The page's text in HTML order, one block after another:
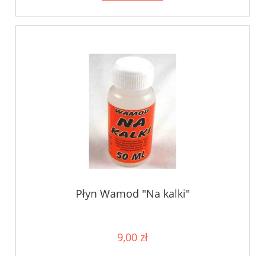
Płyn Wamod "Na kalki"
9,00 zł